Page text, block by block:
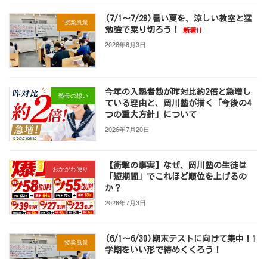
授業風景
(7/1～7/28)暑い夏を、涼しい教室と猛
勉強で乗り切ろう！
新着!!
2026年8月3日
塾長の想い
今年の入塾者数が昨対比約2倍と急増し
ている理由と、岡川塾が描く「今後の4
つの重大方針」について
2026年7月20日
おかがわ便り
【衝撃の事実】なぜ、岡川塾の生徒は
「短期間」でこれほど順位を上げるの
か？
2026年7月3日
授業風景
(6/1～6/30)期末テストに向けて集中！1
学期をいい形で締めくくろう！